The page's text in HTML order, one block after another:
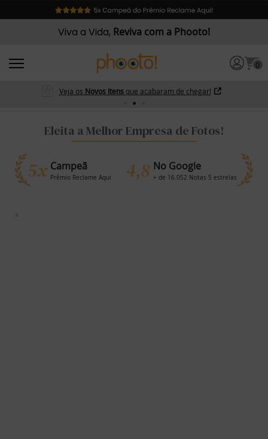
Viva a Vida, Reviva com a Phooto!
0
Veja os Novos Itens que acabaram de chegar!
Eleita a Melhor Empresa de Fotos!
5x Campeã
Prêmio Reclame Aqui 4,8 No Google
+ de 16.052 Notas 5 estrelas